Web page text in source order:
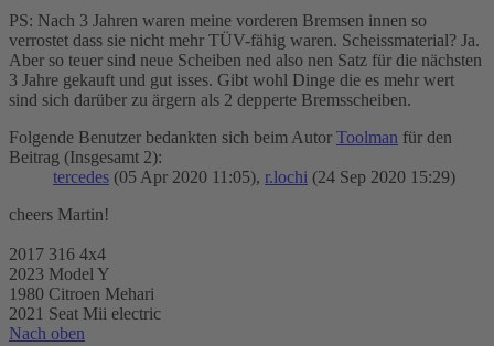
PS: Nach 3 Jahren waren meine vorderen Bremsen innen so
verrostet dass sie nicht mehr TÜV-fähig waren. Scheissmaterial? Ja.
Aber so teuer sind neue Scheiben ned also nen Satz für die nächsten
3 Jahre gekauft und gut isses. Gibt wohl Dinge die es mehr wert
sind sich darüber zu ärgern als 2 depperte Bremsscheiben.
Folgende Benutzer bedankten sich beim Autor Toolman für den
Beitrag (Insgesamt 2):
tercedes (05 Apr 2020 11:05), r.lochi (24 Sep 2020 15:29)
cheers Martin!
2017 316 4x4
2023 Model Y
1980 Citroen Mehari
2021 Seat Mii electric
Nach oben